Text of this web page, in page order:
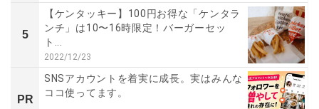
5
【ケンタッキー】100円お得な「ケンタラ
ンチ」は10〜16時限定！バーガーセッ
ト...
2022/12/23
PR
SNSアカウントを着実に成長。実はみんな
ココ使ってます。